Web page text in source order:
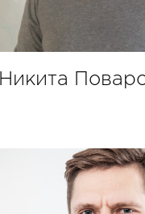
Никита